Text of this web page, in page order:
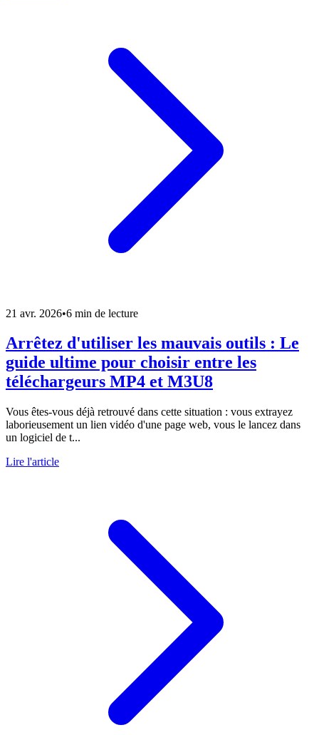
21 avr. 2026•6 min de lecture
Arrêtez d'utiliser les mauvais outils : Le
guide ultime pour choisir entre les
téléchargeurs MP4 et M3U8
Vous êtes-vous déjà retrouvé dans cette situation : vous extrayez
laborieusement un lien vidéo d'une page web, vous le lancez dans
un logiciel de t...
Lire l'article